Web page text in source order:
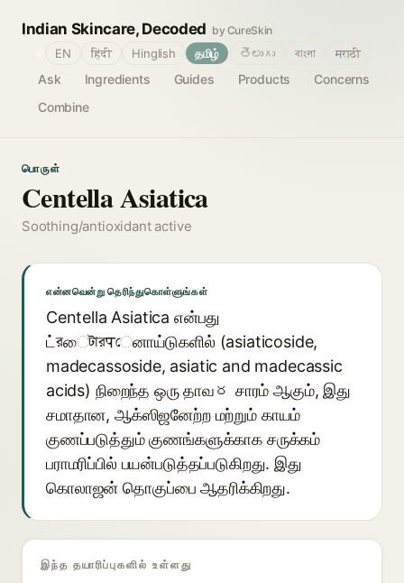
Indian Skincare, Decoded by CureSkin
Ask Ingredients Guides Products
Concerns
Combine
EN हिंदी Hinglish தமிழ் తెలుగు বাংলা मराठी
பொருள்
Centella Asiatica
Soothing/antioxidant active
என்னவென்று தெரிந்துகொள்ளுங்கள்
Centella Asiatica என்பது
ட்রைটারपেனாய்டுகளில் (asiaticoside,
madecassoside, asiatic and madecassic
acids) நிறைந்த ஒரு தாவర சாரம் ஆகும், இது
சமாதான, ஆக்ஸிஜனேற்ற மற்றும் காயம்
குணப்படுத்தும் குணங்களுக்காக சருக்கம்
பராமரிப்பில் பயன்படுத்தப்படுகிறது. இது
கொலாஜன் தொகுப்பை ஆதரிக்கிறது.
இந்த தயாரிப்புகளில் உள்ளது